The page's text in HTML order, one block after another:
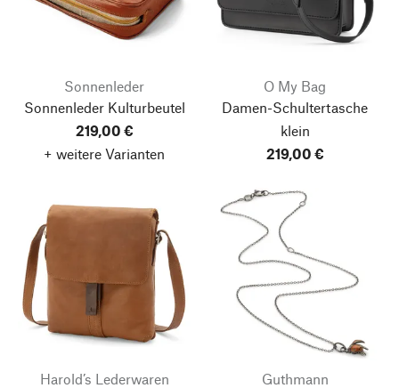
Sonnenleder
Sonnenleder Kulturbeutel
219,00 €
+ weitere Varianten
O My Bag
Damen-Schultertasche
klein
219,00 €
Harold’s Lederwaren
Guthmann